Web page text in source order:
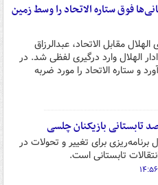
فوق‌ ستاره الاتحاد را وسط زمین
مقابل الاتحاد، عبدالرزاق
الهلال وارد درگیری لفظی شد. در
و ستاره الاتحاد را مورد ضربه
تابستانی بازیکنان چلسی
برای تغییر و تحولات در
تابستانی است.